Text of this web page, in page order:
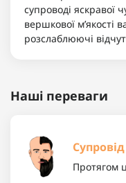
супроводі яскравої
вершкової м’якості
розслаблюючі
Наші переваги
Протягом